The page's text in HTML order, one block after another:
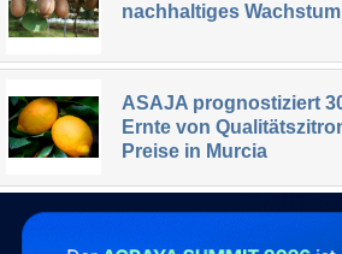
nachhaltiges Wachstum
ASAJA prognostiziert
Ernte von
Preise in Murcia